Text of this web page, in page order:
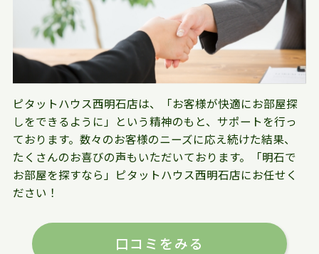
ピタットハウス西明石店は、「お客様が快適にお部屋探
しをできるように」という精神のもと、サポートを行っ
ております。数々のお客様のニーズに応え続けた結果、
たくさんのお喜びの声もいただいております。「明石で
お部屋を探すなら」ピタットハウス西明石店にお任せく
ださい！
口コミをみる